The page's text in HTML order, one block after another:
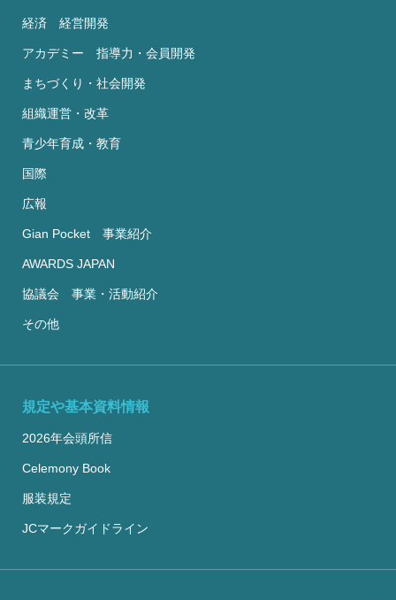
経済 経営開発
アカデミー 指導力・会員開発
まちづくり・社会開発
組織運営・改革
青少年育成・教育
国際
広報
Gian Pocket 事業紹介
AWARDS JAPAN
協議会 事業・活動紹介
その他
規定や基本資料情報
2026年会頭所信
Celemony Book
服装規定
JCマークガイドライン